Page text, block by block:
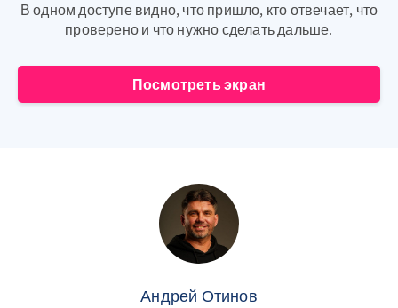
В одном доступе видно, что пришло, кто отвечает, что
проверено и что нужно сделать дальше.
Посмотреть экран
Андрей Отинов